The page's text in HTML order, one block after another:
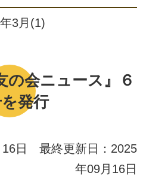
の会ニュース』６
を発行
16日 最終更新日：2025
年09月16日
3月(1)